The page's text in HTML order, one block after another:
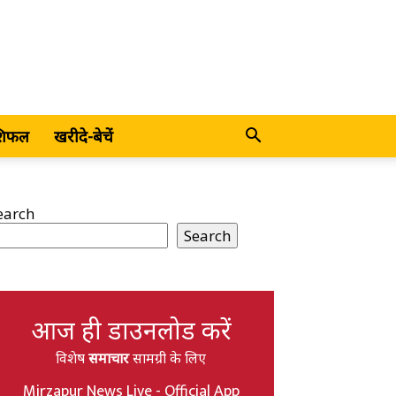
खरीदे-बेचें
Search
आज ही डाउनलोड करें
विशेषसमाचारसामग्री के लिए